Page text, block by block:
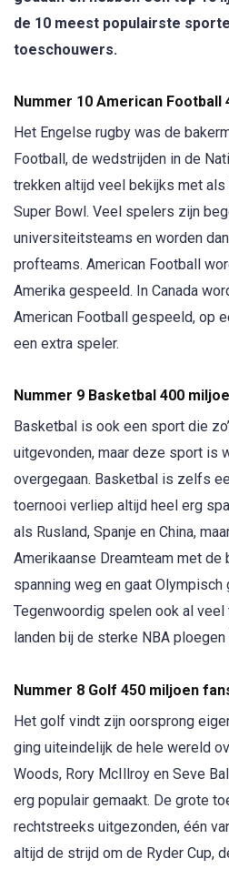
de 10 meest populairste
toeschouwers.
Nummer 10 American Football
Het Engelse rugby was de
Football, de wedstrijden in de
trekken altijd veel bekijks met als
Super Bowl. Veel spelers zijn
universiteitsteams en worden
profteams. American Football
Amerika gespeeld. In Canada
American Football gespeeld, op
een extra speler.
Nummer 9 Basketbal 400
Basketbal is ook een sport die
uitgevonden, maar deze sport is
overgegaan. Basketbal is zelfs
toernooi verliep altijd heel erg
als Rusland, Spanje en China,
Amerikaanse Dreamteam met
spanning weg en gaat Olympisch
Tegenwoordig spelen ook al
landen bij de sterke NBA
Nummer 8 Golf 450 miljoen
Het golf vindt zijn oorsprong
ging uiteindelijk de hele wereld
Woods, Rory McIllroy en Seve
erg populair gemaakt. De grote
rechtstreeks uitgezonden, één
altijd de strijd om de Ryder Cup,